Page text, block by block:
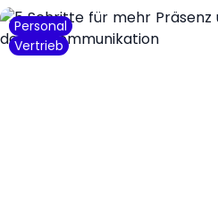
Personal
Vertrieb